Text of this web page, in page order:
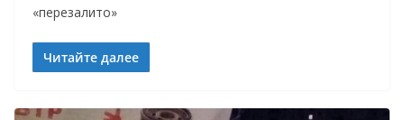
«перезалито»
Читайте далее